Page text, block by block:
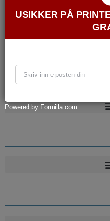
Kundesenter
USIKKER PÅ
Powered by Formilla.com